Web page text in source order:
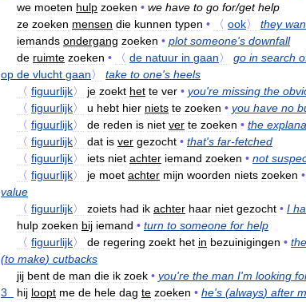
we moeten hulp zoeken • we have to go for/get help
ze zoeken mensen die kunnen typen • 〈 ook〉 they
iemands ondergang zoeken • plot someone's downfall
de ruimte zoeken • 〈 de natuur in gaan〉 go in search
op de vlucht gaan〉 take to one's heels
〈 figuurlijk〉 je zoekt het te ver • you're missing the
〈 figuurlijk〉 u hebt hier niets te zoeken • you have no
〈 figuurlijk〉 de reden is niet ver te zoeken • the
〈 figuurlijk〉 dat is ver gezocht • that's far-fetched
〈 figuurlijk〉 iets niet achter iemand zoeken • not
〈 figuurlijk〉 je moet achter mijn woorden niets zoeken •
value
〈 figuurlijk〉 zoiets had ik achter haar niet gezocht • I
hulp zoeken bij iemand • turn to someone for help
〈 figuurlijk〉 de regering zoekt het in bezuinigingen • the
(to make) cutbacks
jij bent de man die ik zoek • you're the man I'm looking
3
hij loopt me de hele dag te zoeken • he's (always) after